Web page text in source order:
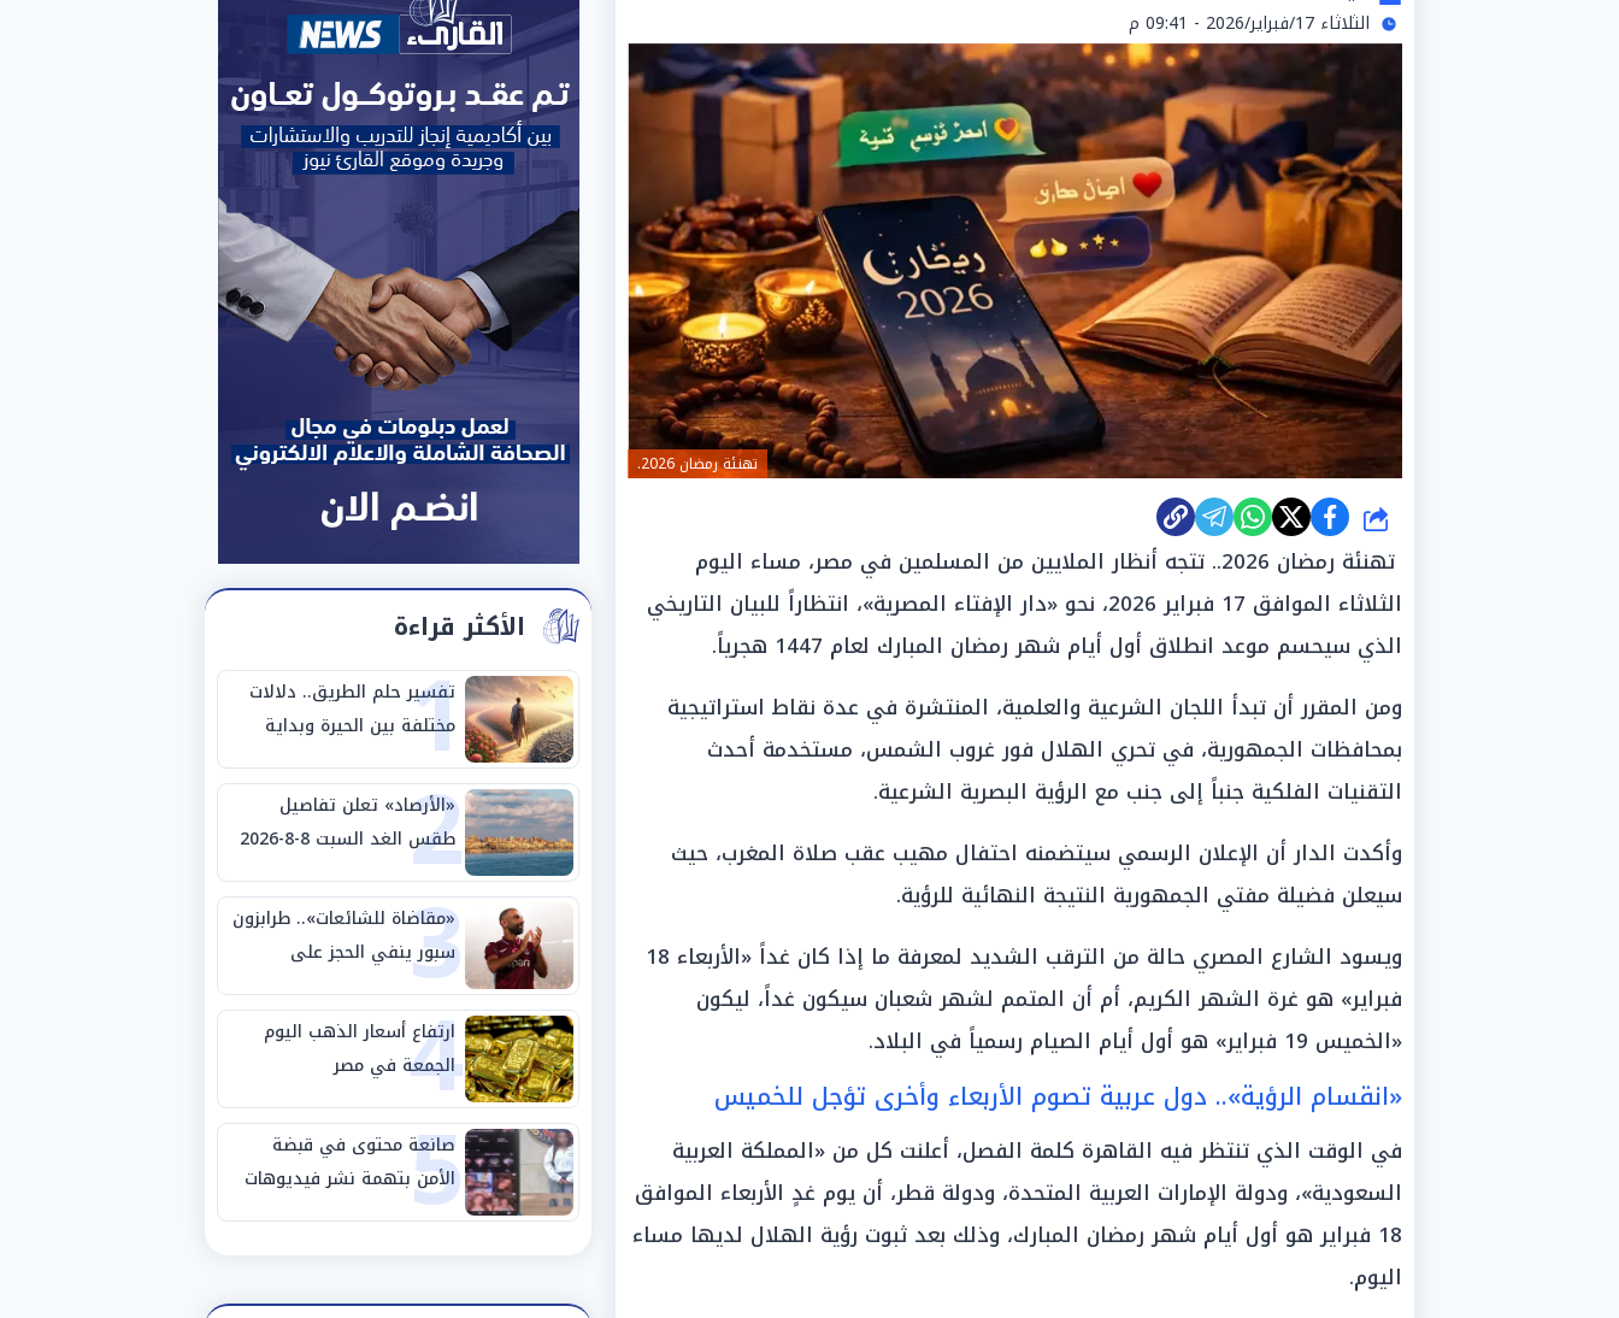
الثلاثاء 17/فبراير/2026 - 09:41 م
تهنئة رمضان 2026.
شارك
تهنئة رمضان 2026.. تتجه أنظار الملايين من المسلمين في مصر، مساء اليوم
الثلاثاء الموافق 17 فبراير 2026، نحو «دار الإفتاء المصرية»، انتظاراً للبيان التاريخي
الذي سيحسم موعد انطلاق أول أيام شهر رمضان المبارك لعام 1447 هجرياً.
ومن المقرر أن تبدأ اللجان الشرعية والعلمية، المنتشرة في عدة نقاط استراتيجية
بمحافظات الجمهورية، في تحري الهلال فور غروب الشمس، مستخدمة أحدث
التقنيات الفلكية جنباً إلى جنب مع الرؤية البصرية الشرعية.
وأكدت الدار أن الإعلان الرسمي سيتضمنه احتفال مهيب عقب صلاة المغرب، حيث
سيعلن فضيلة مفتي الجمهورية النتيجة النهائية للرؤية.
ويسود الشارع المصري حالة من الترقب الشديد لمعرفة ما إذا كان غداً «الأربعاء 18
فبراير» هو غرة الشهر الكريم، أم أن المتمم لشهر شعبان سيكون غداً، ليكون
«الخميس 19 فبراير» هو أول أيام الصيام رسمياً في البلاد.
«انقسام الرؤية».. دول عربية تصوم الأربعاء وأخرى تؤجل للخميس
في الوقت الذي تنتظر فيه القاهرة كلمة الفصل، أعلنت كل من «المملكة العربية
السعودية»، ودولة الإمارات العربية المتحدة، ودولة قطر، أن يوم غدٍ الأربعاء الموافق
18 فبراير هو أول أيام شهر رمضان المبارك، وذلك بعد ثبوت رؤية الهلال لديها مساء
اليوم.
الأكثر قراءة
1
تفسير حلم الطريق.. دلالات
مختلفة بين الحيرة وبداية
مرحلة جديدة
2
«الأرصاد» تعلن تفاصيل
طقس الغد السبت 8-8-2026
والظواهر الجوية
3
«مقاضاة للشائعات».. طرابزون
سبور ينفي الحجز على
مستحقات محمد صلاح
4
ارتفاع أسعار الذهب اليوم
الجمعة في مصر
5
صانعة محتوى في قبضة
الأمن بتهمة نشر فيديوهات
خادشة للحياء